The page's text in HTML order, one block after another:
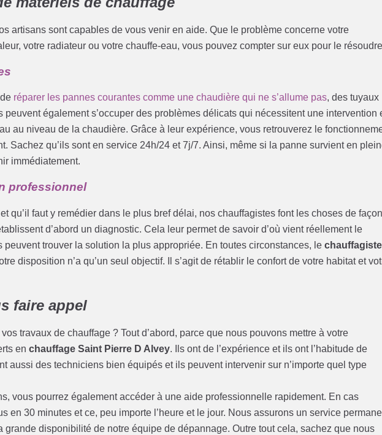
artisans sont capables de vous venir en aide. Que le problème concerne votre
votre radiateur ou votre chauffe-eau, vous pouvez compter sur eux pour le
réparer les pannes courantes comme une chaudière qui ne s’allume pas, des tuyaux
peuvent également s’occuper des problèmes délicats qui nécessitent une intervention
au niveau de la chaudière. Grâce à leur expérience, vous retrouverez le
Sachez qu’ils sont en service 24h/24 et 7j/7. Ainsi, même si la panne survient en
immédiatement.
professionnel
qu’il faut y remédier dans le plus bref délai, nos chauffagistes font les choses de façon
d’abord un diagnostic. Cela leur permet de savoir d’où vient réellement le
peuvent trouver la solution la plus appropriée. En toutes circonstances, lechauffagiste
disposition n’a qu’un seul objectif. Il s’agit de rétablir le confort de votre habitat et
faire appel
travaux de chauffage ? Tout d’abord, parce que nous pouvons mettre à votre
enchauffage Saint Pierre D Alvey. Ils ont de l’expérience et ils ont l’habitude de
aussi des techniciens bien équipés et ils peuvent intervenir sur n’importe quel type
vous pourrez également accéder à une aide professionnelle rapidement. En cas
en 30 minutes et ce, peu importe l’heure et le jour. Nous assurons un service
grande disponibilité de notre équipe de dépannage. Outre tout cela, sachez que nous